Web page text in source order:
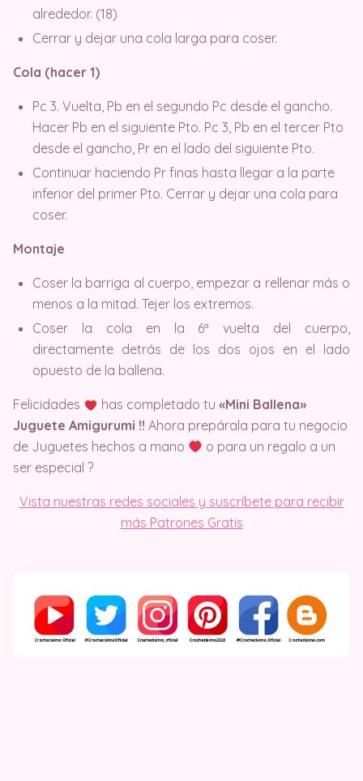
alrededor. (18)
Cerrar y dejar una cola larga para coser.
Cola (hacer 1)
Pc 3. Vuelta, Pb en el segundo Pc desde el gancho.
Hacer Pb en el siguiente Pto. Pc 3, Pb en el tercer Pto
desde el gancho, Pr en el lado del siguiente Pto.
Continuar haciendo Pr finas hasta llegar a la parte
inferior del primer Pto. Cerrar y dejar una cola para
coser.
Montaje
Coser la barriga al cuerpo, empezar a rellenar más o
menos a la mitad. Tejer los extremos.
Coser la cola en la 6ª vuelta del cuerpo,
directamente detrás de los dos ojos en el lado
opuesto de la ballena.
Felicidades has completado tu«Mini Ballena»
Juguete Amigurumi !! Ahora prepárala para tu negocio
de Juguetes hechos a mano
o para un regalo a un
ser especial ?
Vista nuestras redes sociales y suscríbete para recibir
más Patrones Gratis